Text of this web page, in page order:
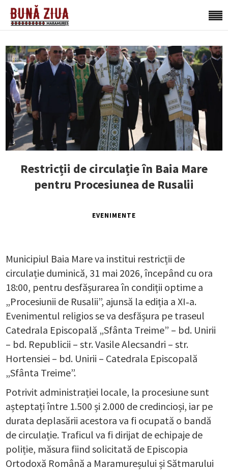
Restricții de circulație în Baia Mare
pentru Procesiunea de Rusalii
EVENIMENTE
Municipiul Baia Mare va institui restricții de
circulație duminică, 31 mai 2026, începând cu ora
18:00, pentru desfășurarea în condiții optime a
„Procesiunii de Rusalii”, ajunsă la ediția a XI‑a.
Evenimentul religios se va desfășura pe traseul
Catedrala Episcopală „Sfânta Treime” – bd. Unirii
– bd. Republicii – str. Vasile Alecsandri – str.
Hortensiei – bd. Unirii – Catedrala Episcopală
„Sfânta Treime”.
Potrivit administrației locale, la procesiune sunt
așteptați între 1.500 și 2.000 de credincioși, iar pe
durata deplasării acestora va fi ocupată o bandă
de circulație. Traficul va fi dirijat de echipaje de
poliție, măsura fiind solicitată de Episcopia
Ortodoxă Română a Maramureșului și Sătmarului